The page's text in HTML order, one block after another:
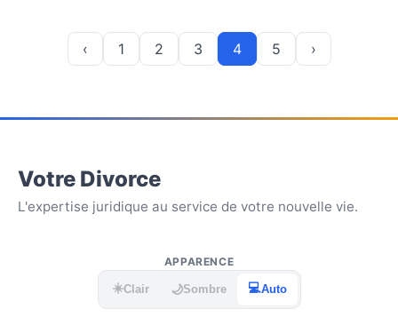
‹ 1 2 3 4 5 ›
Votre Divorce
L'expertise juridique au service de votre nouvelle vie.
APPARENCE
☀️Clair 🌙Sombre 💻Auto